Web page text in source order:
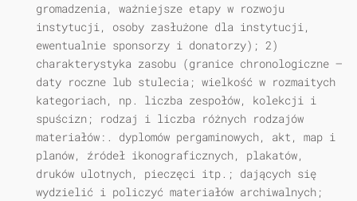
gromadzenia, ważniejsze etapy w rozwoju
instytucji, osoby zasłużone dla instytucji,
ewentualnie sponsorzy i donatorzy); 2)
charakterystyka zasobu (granice chronologiczne —
daty roczne lub stulecia; wielkość w rozmaitych
kategoriach, np. liczba zespołów, kolekcji i
spuścizn; rodzaj i liczba różnych rodzajów
materiałów:. dyplomów pergaminowych, akt, map i
planów, źródeł ikonograficznych, plakatów,
druków ulotnych, pieczęci itp.; dających się
wydzielić i policzyć materiałów archiwalnych;